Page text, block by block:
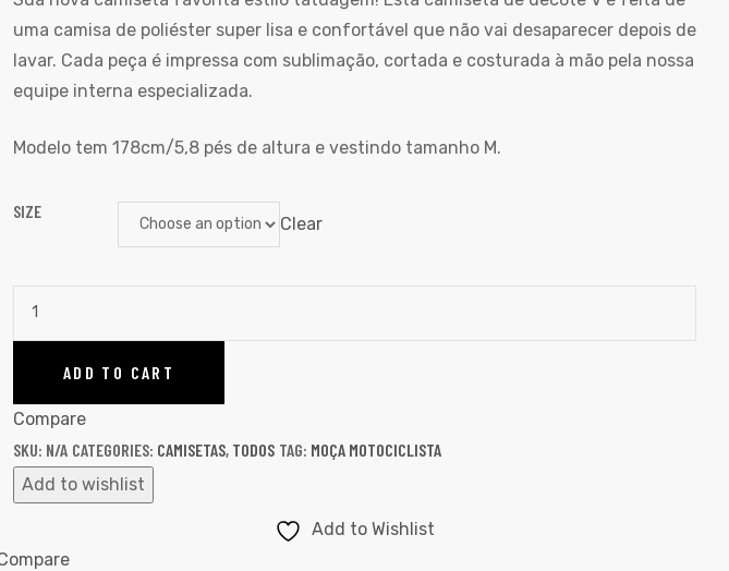
uma camisa de poliéster super lisa e confortável que não vai desaparecer depois de
lavar. Cada peça é impressa com sublimação, cortada e costurada à mão pela nossa
equipe interna especializada.
Modelo tem 178cm/5,8 pés de altura e vestindo tamanho M.
SIZE
Clear
ADD TO CART
Compare
SKU: N/A CATEGORIES: CAMISETAS, TODOS TAG: MOÇA MOTOCICLISTA
Add to wishlist
Add to Wishlist